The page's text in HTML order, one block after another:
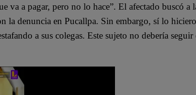
va a pagar, pero no lo hace”. El afectado buscó a
la denuncia en Pucallpa. Sin embargo, sí lo
a sus colegas. Este sujeto no debería seguir